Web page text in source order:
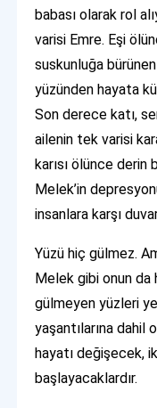
babası olarak rol
varisi Emre. Eşi
suskunluğa
yüzünden hayata
Son derece katı,
ailenin tek varisi
karısı ölünce derin
Melek’in
insanlara karşı
Yüzü hiç gülmez.
Melek gibi onun da
gülmeyen yüzleri
yaşantılarına dahil
hayatı değişecek,
başlayacaklardır.